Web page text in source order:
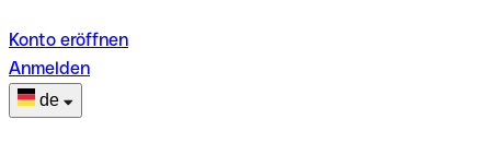
Konto eröffnen
Anmelden
de